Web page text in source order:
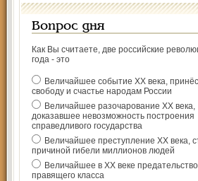
Вопрос дня
Как Вы считаете, две российские
года - это
Величайшее событие ХХ века,
свободу и счастье народам России
Величайшее разочарование ХХ века,
доказавшее невозможность построения
справедливого государства
Величайшее преступление ХХ века,
причиной гибели миллионов людей
Величайшее в ХХ веке предательство
правящего класса